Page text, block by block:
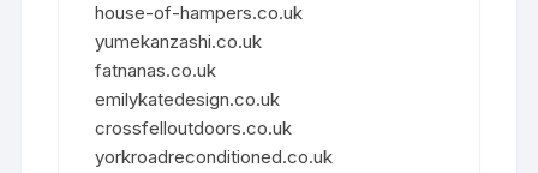
house-of-hampers.co.uk
yumekanzashi.co.uk
fatnanas.co.uk
emilykatedesign.co.uk
crossfelloutdoors.co.uk
yorkroadreconditioned.co.uk